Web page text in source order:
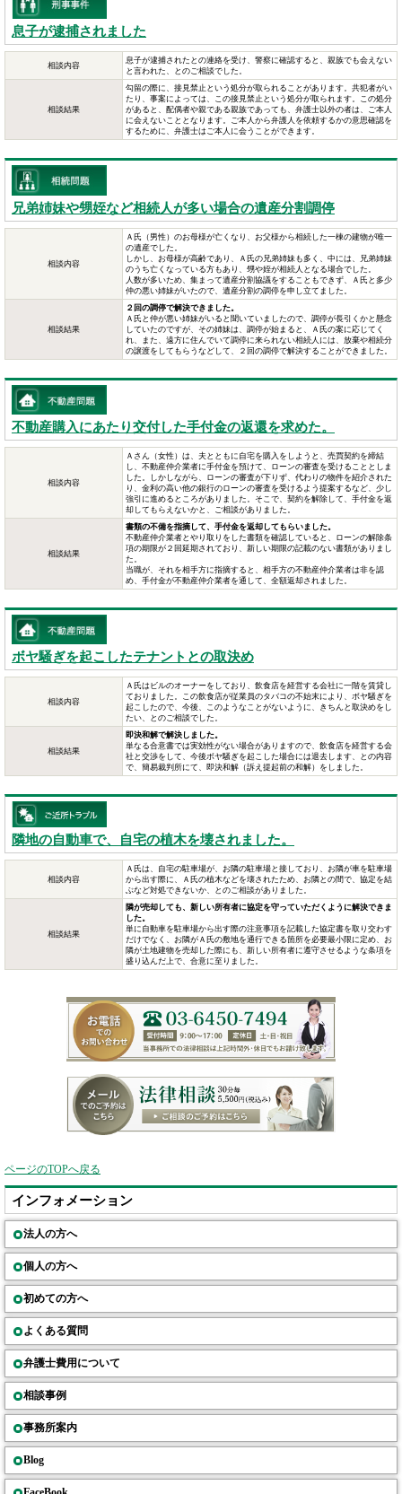
息子が逮捕されました
相談内容
息子が逮捕されたとの連絡を受け、警察に確認すると、親族でも会えない
と言われた、とのご相談でした。
相談結果
勾留の際に、接見禁止という処分が取られることがあります。共犯者がい
たり、事案によっては、この接見禁止という処分が取られます。この処分
があると、配偶者や親である親族であっても、弁護士以外の者は、ご本人
に会えないこととなります。ご本人から弁護人を依頼するかの意思確認を
するために、弁護士はご本人に会うことができます。
兄弟姉妹や甥姪など相続人が多い場合の遺産分割調停
相談内容
Ａ氏（男性）のお母様が亡くなり、お父様から相続した一棟の建物が唯一
の遺産でした。
しかし、お母様が高齢であり、Ａ氏の兄弟姉妹も多く、中には、兄弟姉妹
のうち亡くなっている方もあり、甥や姪が相続人となる場合でした。
人数が多いため、集まって遺産分割協議をすることもできず、Ａ氏と多少
仲の悪い姉妹がいたので、遺産分割の調停を申し立てました。
相談結果
２回の調停で解決できました。
Ａ氏と仲が悪い姉妹がいると聞いていましたので、調停が長引くかと懸念
していたのですが、その姉妹は、調停が始まると、Ａ氏の案に応じてく
れ、また、遠方に住んでいて調停に来られない相続人には、放棄や相続分
の譲渡をしてもらうなどして、２回の調停で解決することができました。
不動産購入にあたり交付した手付金の返還を求めた。
相談内容
Ａさん（女性）は、夫とともに自宅を購入をしようと、売買契約を締結
し、不動産仲介業者に手付金を預けて、ローンの審査を受けることとしま
した。しかしながら、ローンの審査が下りず、代わりの物件を紹介された
り、金利の高い他の銀行のローンの審査を受けるよう提案するなど、少し
強引に進めるところがありました。そこで、契約を解除して、手付金を返
却してもらえないかと、ご相談がありました。
相談結果
書類の不備を指摘して、手付金を返却してもらいました。
不動産仲介業者とやり取りをした書類を確認していると、ローンの解除条
項の期限が２回延期されており、新しい期限の記載のない書類がありまし
た。
当職が、それを相手方に指摘すると、相手方の不動産仲介業者は非を認
め、手付金が不動産仲介業者を通して、全額返却されました。
ボヤ騒ぎを起こしたテナントとの取決め
相談内容
Ａ氏はビルのオーナーをしており、飲食店を経営する会社に一階を賃貸し
ておりました。この飲食店が従業員のタバコの不始末により、ボヤ騒ぎを
起こしたので、今後、このようなことがないように、きちんと取決めをし
たい、とのご相談でした。
相談結果
即決和解で解決しました。
単なる合意書では実効性がない場合がありますので、飲食店を経営する会
社と交渉をして、今後ボヤ騒ぎを起こした場合には退去します、との内容
で、簡易裁判所にて、即決和解（訴え提起前の和解）をしました。
隣地の自動車で、自宅の植木を壊されました。
相談内容
Ａ氏は、自宅の駐車場が、お隣の駐車場と接しており、お隣が車を駐車場
から出す際に、Ａ氏の植木などを壊されたため、お隣との間で、協定を結
ぶなど対処できないか、とのご相談がありました。
相談結果
隣が売却しても、新しい所有者に協定を守っていただくように解決できま
した。
単に自動車を駐車場から出す際の注意事項を記載した協定書を取り交わす
だけでなく、お隣がＡ氏の敷地を通行できる箇所を必要最小限に定め、お
隣が土地建物を売却した際にも、新しい所有者に遵守させるような条項を
盛り込んだ上で、合意に至りました。
ページのTOPへ戻る
インフォメーション
法人の方へ
個人の方へ
初めての方へ
よくある質問
弁護士費用について
相談事例
事務所案内
Blog